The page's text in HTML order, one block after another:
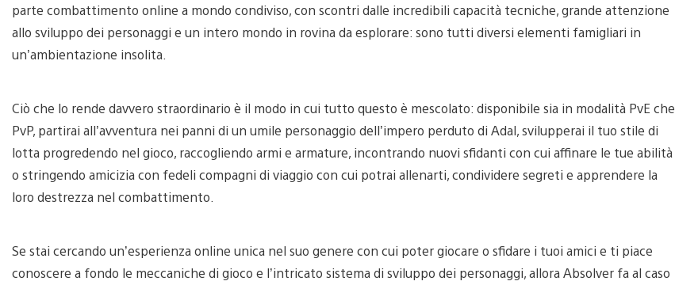
parte combattimento online a mondo condiviso, con scontri dalle incredibili capacità tecniche, grande attenzione
allo sviluppo dei personaggi e un intero mondo in rovina da esplorare: sono tutti diversi elementi famigliari in
un’ambientazione insolita.
Ciò che lo rende davvero straordinario è il modo in cui tutto questo è mescolato: disponibile sia in modalità PvE che
PvP, partirai all’avventura nei panni di un umile personaggio dell’impero perduto di Adal, svilupperai il tuo stile di
lotta progredendo nel gioco, raccogliendo armi e armature, incontrando nuovi sfidanti con cui affinare le tue abilità
o stringendo amicizia con fedeli compagni di viaggio con cui potrai allenarti, condividere segreti e apprendere la
loro destrezza nel combattimento.
Se stai cercando un’esperienza online unica nel suo genere con cui poter giocare o sfidare i tuoi amici e ti piace
conoscere a fondo le meccaniche di gioco e l’intricato sistema di sviluppo dei personaggi, allora Absolver fa al caso